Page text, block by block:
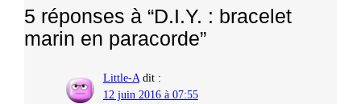
5 réponses à “D.I.Y. : bracelet
marin en paracorde”
Little-A dit :
12 juin 2016 à 07:55